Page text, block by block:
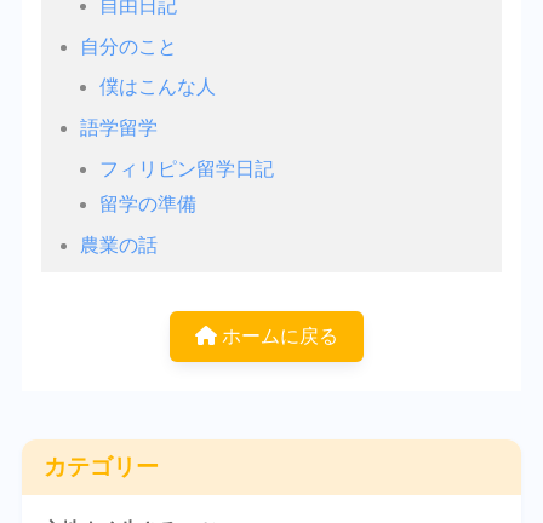
自由日記
自分のこと
僕はこんな人
語学留学
フィリピン留学日記
留学の準備
農業の話
ホームに戻る
カテゴリー